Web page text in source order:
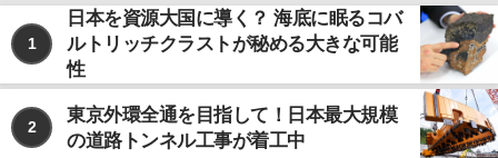
1
日本を資源大国に導く？ 海底に眠るコバ
ルトリッチクラストが秘める大きな可能
性
2
東京外環全通を目指して！日本最大規模
の道路トンネル工事が着工中